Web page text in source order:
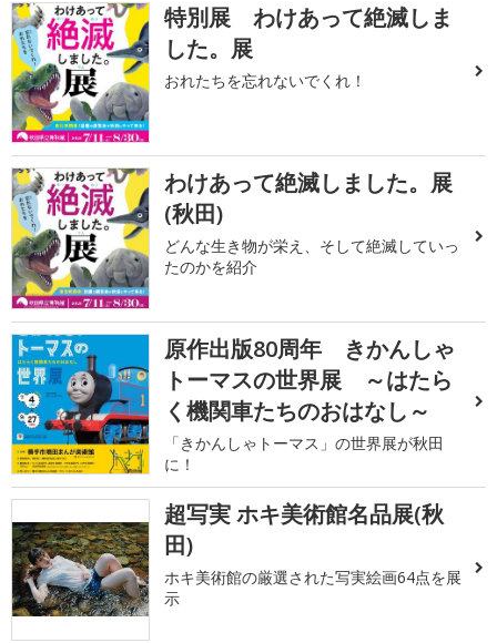
特別展 わけあって絶滅しま
した。展
おれたちを忘れないでくれ！
わけあって絶滅しました。展
(秋田)
どんな生き物が栄え、そして絶滅していっ
たのかを紹介
原作出版80周年 きかんしゃ
トーマスの世界展 ～はたら
く機関車たちのおはなし～
「きかんしゃトーマス」の世界展が秋田
に！
超写実 ホキ美術館名品展(秋
田)
ホキ美術館の厳選された写実絵画64点を展
示